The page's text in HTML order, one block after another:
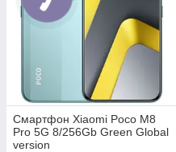
Смартфон Xiaomi Poco M8
Pro 5G 8/256Gb Green Global
version